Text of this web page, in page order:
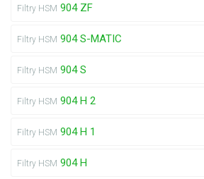
Filtry HSM 904 ZF
Filtry HSM 904 S-MATIC
Filtry HSM 904 S
Filtry HSM 904 H 2
Filtry HSM 904 H 1
Filtry HSM 904 H